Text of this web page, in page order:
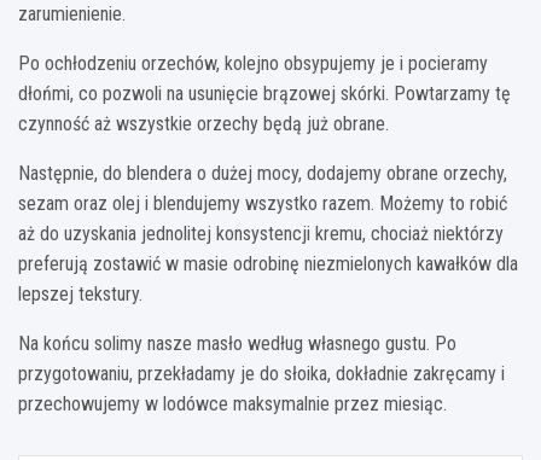
zarumienienie.
Po ochłodzeniu orzechów, kolejno obsypujemy je i pocieramy
dłońmi, co pozwoli na usunięcie brązowej skórki. Powtarzamy tę
czynność aż wszystkie orzechy będą już obrane.
Następnie, do blendera o dużej mocy, dodajemy obrane orzechy,
sezam oraz olej i blendujemy wszystko razem. Możemy to robić
aż do uzyskania jednolitej konsystencji kremu, chociaż niektórzy
preferują zostawić w masie odrobinę niezmielonych kawałków dla
lepszej tekstury.
Na końcu solimy nasze masło według własnego gustu. Po
przygotowaniu, przekładamy je do słoika, dokładnie zakręcamy i
przechowujemy w lodówce maksymalnie przez miesiąc.